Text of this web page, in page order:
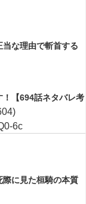
当な理由で斬首する
！【694話ネタバレ考
6c
際に見た桓騎の本質